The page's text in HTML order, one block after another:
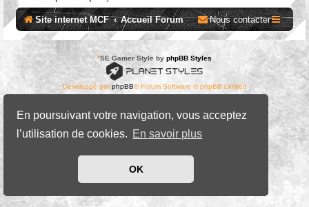
En poursuivant votre navigation, vous acceptez
l’utilisation de cookies. En savoir plus
OK
Site internet MCF Accueil Forum Nous contacter
*SE Gamer Style by phpBB Styles
Développé parphpBB® Forum Software © phpBB Limited
Confidentialité|